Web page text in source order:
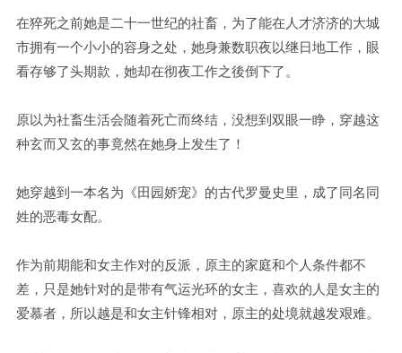
在猝死之前她是二十一世纪的社畜，为了能在人才济济的大城
市拥有一个小小的容身之处，她身兼数职夜以继日地工作，眼
看存够了头期款，她却在彻夜工作之後倒下了。
原以为社畜生活会随着死亡而终结，没想到双眼一睁，穿越这
种玄而又玄的事竟然在她身上发生了！
她穿越到一本名为《田园娇宠》的古代罗曼史里，成了同名同
姓的恶毒女配。
作为前期能和女主作对的反派，原主的家庭和个人条件都不
差，只是她针对的是带有气运光环的女主，喜欢的人是女主的
爱慕者，所以越是和女主针锋相对，原主的处境就越发艰难。